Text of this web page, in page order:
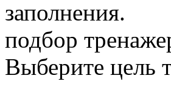
заполнения.
подбор
Выберите цель